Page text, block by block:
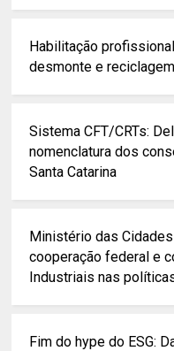
Habilitação
desmonte e
Sistema CFT/CRTs:
nomenclatura dos
Santa Catarina
Ministério das
cooperação federal e
Industriais nas
Fim do hype do ESG: